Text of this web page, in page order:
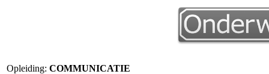
Opleiding: COMMUNICATIE